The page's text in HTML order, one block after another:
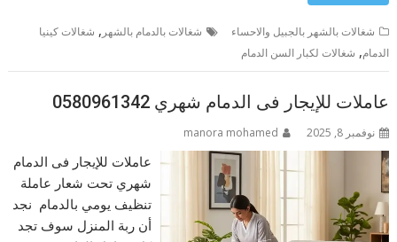
شغالات بالشهر بالجبيل والاحساء شغالات بالدمام بالشهر , شغالات كينيا
الدمام, شغالات لكبار السن الدمام
عاملات للإيجار فى الدمام شهري 0580961342
نوفمبر 8, 2025 manora mohamed
عاملات للإيجار فى الدمام
شهري تحت شعار عاملة
تنظيف يومي بالدمام نجد
أن ربة المنزل سوف تجد